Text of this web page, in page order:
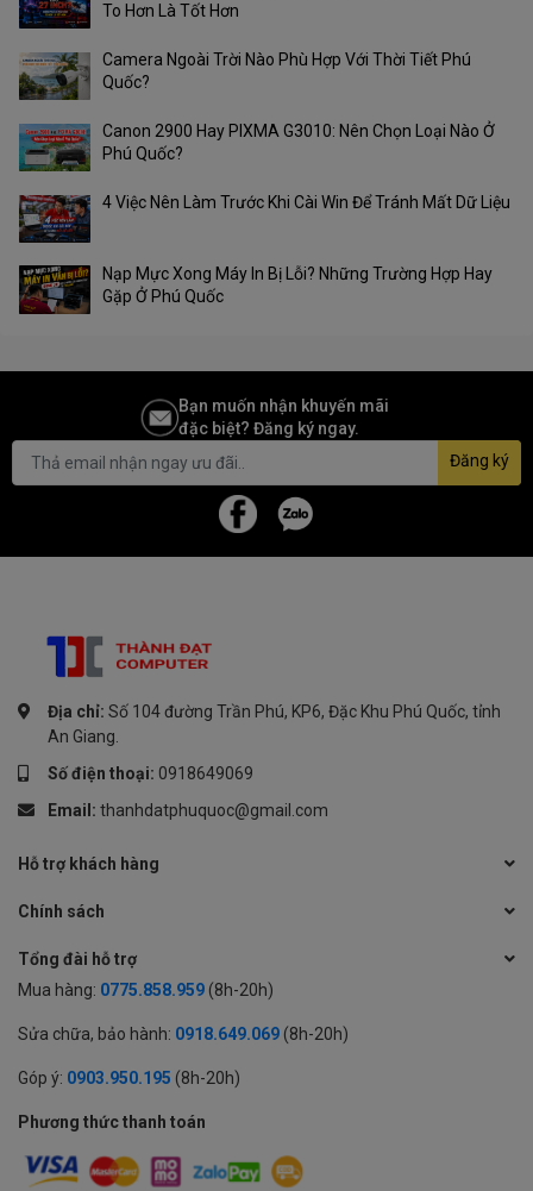
To Hơn Là Tốt Hơn
Camera Ngoài Trời Nào Phù Hợp Với Thời Tiết Phú
Quốc?
Canon 2900 Hay PIXMA G3010: Nên Chọn Loại Nào Ở
Phú Quốc?
4 Việc Nên Làm Trước Khi Cài Win Để Tránh Mất Dữ Liệu
Nạp Mực Xong Máy In Bị Lỗi? Những Trường Hợp Hay
Gặp Ở Phú Quốc
Bạn muốn nhận khuyến mãi
đặc biệt? Đăng ký ngay.
Đăng ký
Địa chỉ: Số 104 đường Trần Phú, KP6, Đặc Khu Phú Quốc, tỉnh
An Giang.
Số điện thoại: 0918649069
Email: thanhdatphuquoc@gmail.com
Hỗ trợ khách hàng
Chính sách
Tổng đài hỗ trợ
Mua hàng: 0775.858.959 (8h-20h)
Sửa chữa, bảo hành: 0918.649.069 (8h-20h)
Góp ý: 0903.950.195 (8h-20h)
Phương thức thanh toán